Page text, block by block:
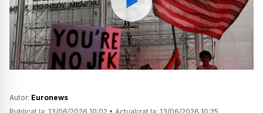
Watch
Autor: Euronews